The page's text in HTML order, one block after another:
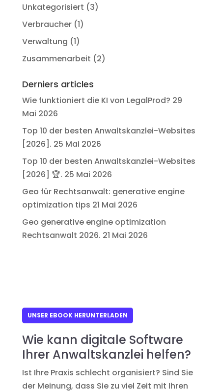
Unkategorisiert (3)
Verbraucher(1)
Verwaltung (1)
Zusammenarbeit (2)
Derniers articles
Wie funktioniert die KI von LegalProd? 29
Mai 2026
Top 10 der besten Anwaltskanzlei-Websites
[2026]. 25 Mai 2026
Top 10 der besten Anwaltskanzlei-Websites
[2026] 🏆. 25 Mai 2026
Geo für Rechtsanwalt: generative engine
optimization tips 21 Mai 2026
Geo generative engine optimization
Rechtsanwalt 2026. 21 Mai 2026
UNSER EBOOK HERUNTERLADEN
Wie kann digitale Software
Ihrer Anwaltskanzlei helfen?
Ist Ihre Praxis schlecht organisiert? Sind Sie
der Meinung, dass Sie zu viel Zeit mit Ihren